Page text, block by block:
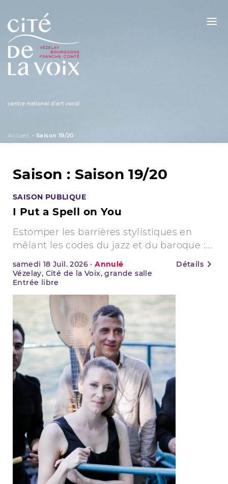
Skip
content
Accueil >Saison 19/20
Saison : Saison 19/20
SAISON PUBLIQUE
I Put a Spell on You
Estomper les barrières stylistiques en
mêlant les codes du jazz et du baroque :...
samedi 18 Juil. 2026 ·Annulé
Vézelay, Cité de la Voix, grande salle
Entrée libre
Détails